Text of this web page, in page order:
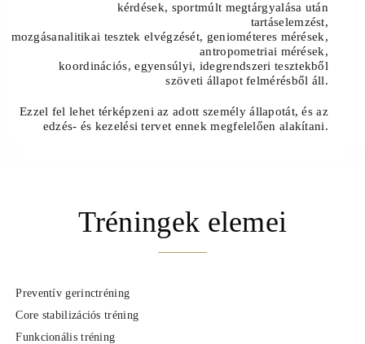
kérdések, sportmúlt megtárgyalása után
tartáselemzést,
mozgásanalitikai tesztek elvégzését, geniométeres mérések,
antropometriai mérések,
koordinációs, egyensúlyi, idegrendszeri tesztekből
szöveti állapot felmérésből áll.
Ezzel fel lehet térképzeni az adott személy állapotát, és az
edzés- és kezelési tervet ennek megfelelően alakítani.
Tréningek elemei
Preventív gerinctréning
Core stabilizációs tréning
Funkcionális tréning